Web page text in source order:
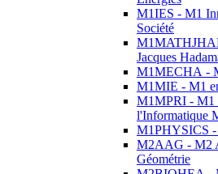
M1IES - M1
Société
Jacques
M1MECHA -
M1MIE - M1
M1MPRI - M1
l'Informatique
M1PHYSICS
M2AAG - M2
Géométrie